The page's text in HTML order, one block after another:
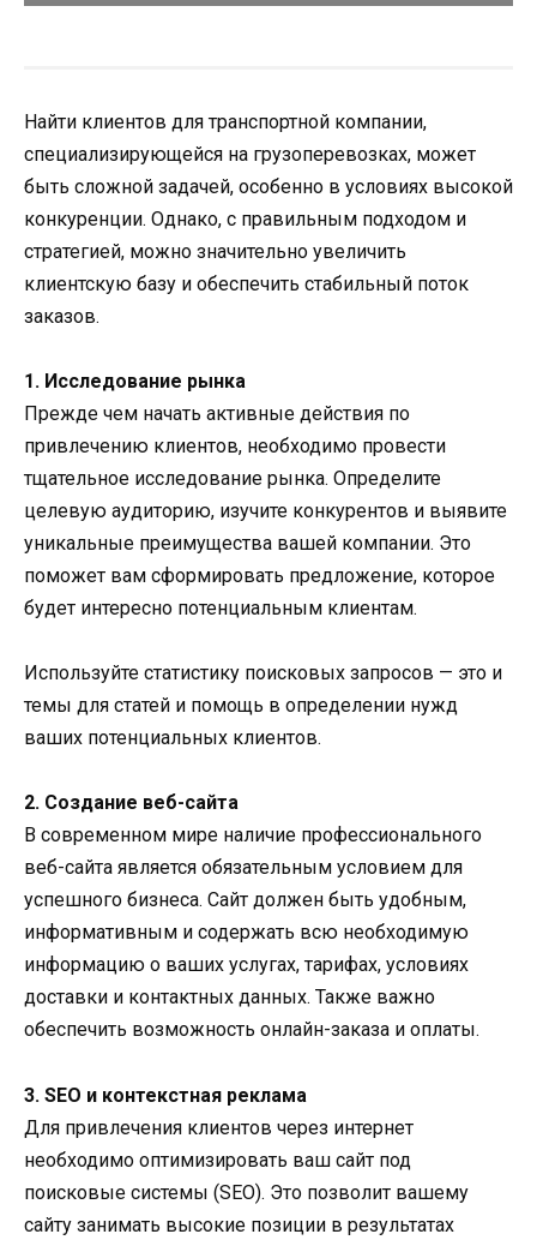
Найти клиентов для транспортной компании,
специализирующейся на грузоперевозках, может
быть сложной задачей, особенно в условиях высокой
конкуренции. Однако, с правильным подходом и
стратегией, можно значительно увеличить
клиентскую базу и обеспечить стабильный поток
заказов.
1. Исследование рынка
Прежде чем начать активные действия по
привлечению клиентов, необходимо провести
тщательное исследование рынка. Определите
целевую аудиторию, изучите конкурентов и выявите
уникальные преимущества вашей компании. Это
поможет вам сформировать предложение, которое
будет интересно потенциальным клиентам.
Используйте статистику поисковых запросов — это и
темы для статей и помощь в определении нужд
ваших потенциальных клиентов.
2. Создание веб-сайта
В современном мире наличие профессионального
веб-сайта является обязательным условием для
успешного бизнеса. Сайт должен быть удобным,
информативным и содержать всю необходимую
информацию о ваших услугах, тарифах, условиях
доставки и контактных данных. Также важно
обеспечить возможность онлайн-заказа и оплаты.
3. SEO и контекстная реклама
Для привлечения клиентов через интернет
необходимо оптимизировать ваш сайт под
поисковые системы (SEO). Это позволит вашему
сайту занимать высокие позиции в результатах